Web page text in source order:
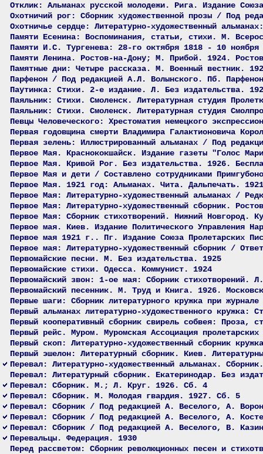
Отклик: Альманах русской молодежи. Рига. Издание
Охотничий рог: Сборник художественной прозы / Под
Охотничье сердце: Литературно-художественный
Памяти Есенина: Воспоминания, статьи, стихи. М.
Памяти И.С. Тургенева: 28-го октября 1818 - 10 ноября
Памяти Ленина. Ростов-на-Дону; М. Прибой. 1924.
Памятные дни: Четыре рассказа. М. Военный вестник.
Парфенон / Под редакцией А.Л. Волынского. Пб.
Паутинка: Стихи. 2-е издание. Л. Без издательства.
Паяльник: Стихи. Смоленск. Литературная студия
Паяльник: Стихи. Смоленск. Литературная студия
Певцы Человеческого: Хрестоматия немецкого
Первая годовщина смерти Владимира Галактионовича
Первая зелень: Иллюстрированный альманах / Под
Первое Мая. Краснококшайск. Издание газеты "Голос
Первое Мая. Кривой Рог. Без издательства. 1926.
Первое Мая и дети / Составлено сотрудниками
Первое Мая. 1921 год: Альманах. Чита. Дальпечать. 1921
Первое Мая: Литературно-художественный альманах /
Первое Мая: Литературно-художественный сборник.
Первое Мая: Сборник стихотворений. Нижний Новгород.
Первое мая. Киев. Издание Политического Управления
Первое мая 1921 г.. Пг. Издание Союза Пролетарских
Первое мая: Литературно-художественный сборник /
Первомайские песни. М. Без издательства. 1925
Первомайские стихи. Одесса. Коммунист. 1924
Первомайский звон: 1-ое мая: Сборник стихотворений.
Первомайский песенник. М. Труд и Книга. 1926.
Первые шаги: Сборник литературного кружка при
Первый альманах литературно-художественного кружка:
Первый кооперативный сборник свирель собвея: Проза,
Первый рейс. Муром. Муромская Ассоциация
Первый скоп: Литературно-художественный сборник
Первый эшелон: Литературный сборник. Киев.
Перевал: Литературно-художественный альманах.
Перевал: Литературный сборник. Екатеринодар. Без
Перевал: Сборник. М.; Л. Круг. 1926. Сб. 4
Перевал: Сборник. М. Молодая гвардия. 1927. Сб. 5
Перевал: Сборник / Под редакцией А. Веселого, А.
Перевал: Сборник / Под редакцией А. Веселого, А.
Перевал: Сборник / Под редакцией А. Веселого, В.
Перевальцы. Федерация. 1930
Перед рассветом: Сборник революционных песен и